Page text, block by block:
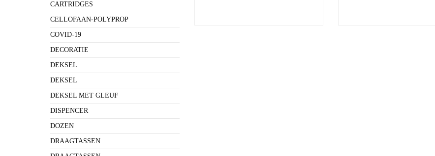
CARTRIDGES
CELLOFAAN-POLYPROP
COVID-19
DECORATIE
DEKSEL
DEKSEL
DEKSEL MET GLEUF
DISPENCER
DOZEN
DRAAGTASSEN